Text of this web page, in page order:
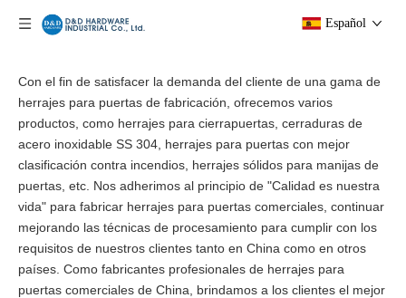
Español
Con el fin de satisfacer la demanda del cliente de una gama de
herrajes para puertas de fabricación, ofrecemos varios
productos, como herrajes para cierrapuertas, cerraduras de
acero inoxidable SS 304, herrajes para puertas con mejor
clasificación contra incendios, herrajes sólidos para manijas de
puertas, etc. Nos adherimos al principio de "Calidad es nuestra
vida" para fabricar herrajes para puertas comerciales, continuar
mejorando las técnicas de procesamiento para cumplir con los
requisitos de nuestros clientes tanto en China como en otros
países. Como fabricantes profesionales de herrajes para
puertas comerciales de China, brindamos a los clientes el mejor